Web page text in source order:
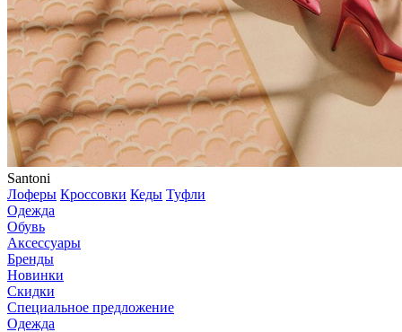
Santoni
Лоферы Кроссовки Кеды Туфли
Одежда
Обувь
Аксессуары
Бренды
Новинки
Скидки
Специальное предложение
Одежда